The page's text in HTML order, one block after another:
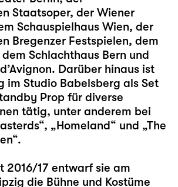
Staatsoper, der Wiener
Schauspielhaus Wien, der
Bregenzer Festspielen, dem
Schlachthaus Bern und
Darüber hinaus ist
im Studio Babelsberg als Set
Prop für diverse
tätig, unter anderem bei
„Homeland“ und „The
2016/17 entwarf sie am
die Bühne und Kostüme